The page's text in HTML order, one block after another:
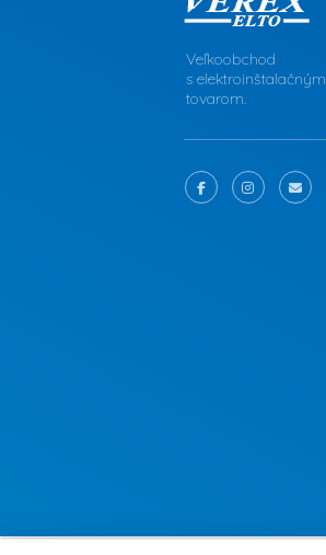
Veľkoobchod
s elektroinštalačným
tovarom.